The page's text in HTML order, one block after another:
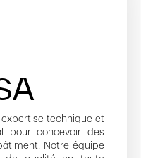
expertise technique et
pour concevoir des
Notre équipe